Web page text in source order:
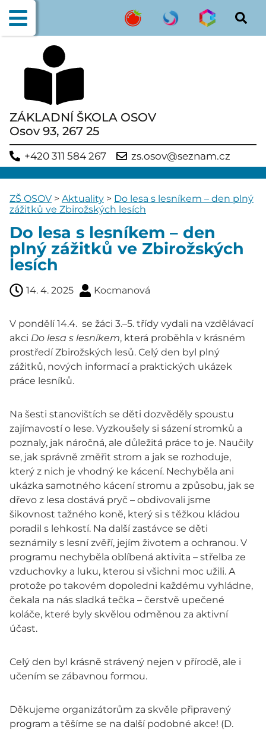
ZÁKLADNÍ ŠKOLA OSOV
Osov 93, 267 25
+420 311 584 267 zs.osov@seznam.cz
ZŠ OSOV > Aktuality > Do lesa s lesníkem – den plný
zážitků ve Zbirožských lesích
Do lesa s lesníkem – den
plný zážitků ve Zbirožských
lesích
14. 4. 2025 Kocmanová
V pondělí 14.4. se žáci 3.–5. třídy vydali na vzdělávací
akci Do lesa s lesníkem, která proběhla v krásném
prostředí Zbirožských lesů. Celý den byl plný
zážitků, nových informací a praktických ukázek
práce lesníků.
Na šesti stanovištích se děti dozvěděly spoustu
zajímavostí o lese. Vyzkoušely si sázení stromků a
poznaly, jak náročná, ale důležitá práce to je. Naučily
se, jak správně změřit strom a jak se rozhoduje,
který z nich je vhodný ke kácení. Nechyběla ani
ukázka samotného kácení stromu a způsobu, jak se
dřevo z lesa dostává pryč – obdivovali jsme
šikovnost tažného koně, který si s těžkou kládou
poradil s lehkostí. Na další zastávce se děti
seznámily s lesní zvěří, jejím životem a ochranou. V
programu nechyběla oblíbená aktivita – střelba ze
vzduchovky a luku, kterou si všichni moc užili. A
protože po takovém dopoledni každému vyhládne,
čekala na nás sladká tečka – čerstvě upečené
koláče, které byly skvělou odměnou za aktivní
účast.
Celý den byl krásně strávený nejen v přírodě, ale i
učením se zábavnou formou.
Děkujeme organizátorům za skvěle připravený
program a těšíme se na další podobné akce! (D.